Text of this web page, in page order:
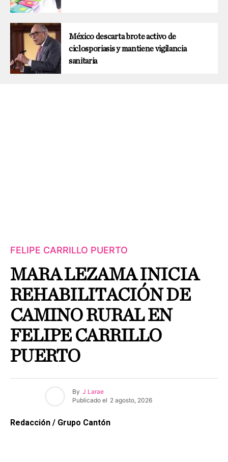
México descarta brote activo de
ciclosporiasis y mantiene vigilancia
sanitaria
FELIPE CARRILLO PUERTO
MARA LEZAMA INICIA
REHABILITACIÓN DE
CAMINO RURAL EN
FELIPE CARRILLO
PUERTO
By J Larae
Publicado el 2 agosto, 2026
Redacción / Grupo Cantón